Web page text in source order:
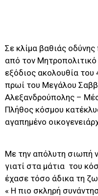
Σε κλίμα βαθιάς
από τον
εξόδιος ακολουθία του
πρωί του Μεγάλου
Αλεξανδρούπολης –
Πλήθος κόσμου
αγαπημένο
Με την απόλυτη σιωπή
γιατί στα μάτια του
έχασε τόσο άδικα τη
« Η πιο σκληρή